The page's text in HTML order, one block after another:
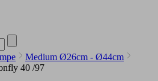
Medium Ø26cm - Ø44cm
40 /97